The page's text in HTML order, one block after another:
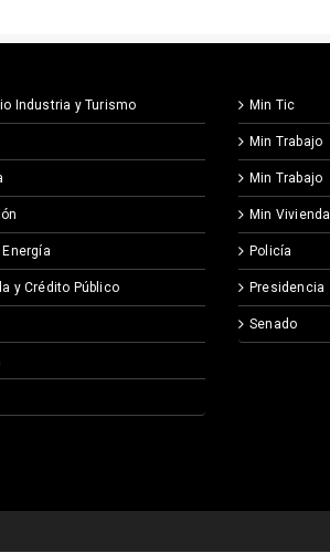
Industria y Turismo
y Crédito Público
Min Tic
Min Trabajo
Min Trabajo
Min Vivienda
Policía
Presidencia
Senado